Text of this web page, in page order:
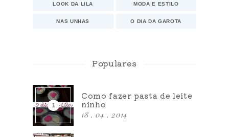
LOOK DA LILA MODA E ESTILO
NAS UNHAS O DIA DA GAROTA
Populares
Como fazer pasta de leite
ninho
18 . 04 . 2014